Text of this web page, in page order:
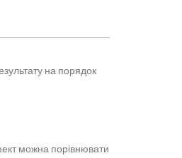
на порядок
можна порівнювати